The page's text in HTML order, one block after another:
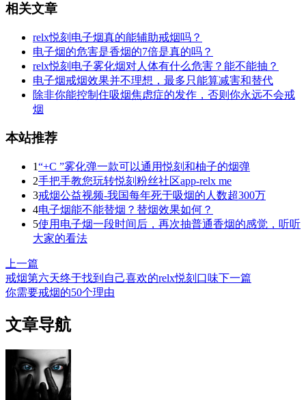
相关文章
relx悦刻电子烟真的能辅助戒烟吗？
电子烟的危害是香烟的7倍是真的吗？
relx悦刻电子雾化烟对人体有什么危害？能不能抽？
电子烟戒烟效果并不理想，最多只能算减害和替代
除非你能控制住吸烟焦虑症的发作，否则你永远不会戒
烟
本站推荐
1“+C ”雾化弹一款可以通用悦刻和柚子的烟弹
2手把手教您玩转悦刻粉丝社区app-relx me
3戒烟公益视频-我国每年死于吸烟的人数超300万
4电子烟能不能替烟？替烟效果如何？
5使用电子烟一段时间后，再次抽普通香烟的感觉，听听
大家的看法
上一篇
戒烟第六天终于找到自己喜欢的relx悦刻口味下一篇
你需要戒烟的50个理由
文章导航